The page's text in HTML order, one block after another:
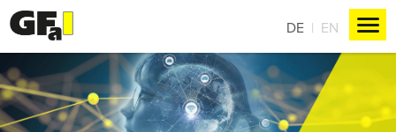
DE EN